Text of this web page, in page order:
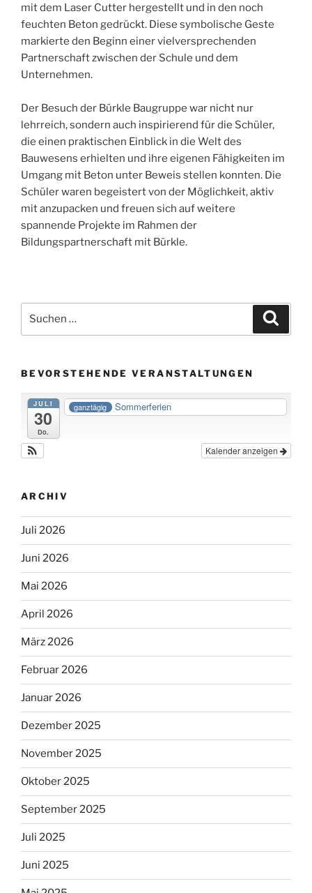
mit dem Laser Cutter hergestellt und in den noch
feuchten Beton gedrückt. Diese symbolische Geste
markierte den Beginn einer vielversprechenden
Partnerschaft zwischen der Schule und dem
Unternehmen.
Der Besuch der Bürkle Baugruppe war nicht nur
lehrreich, sondern auch inspirierend für die Schüler,
die einen praktischen Einblick in die Welt des
Bauwesens erhielten und ihre eigenen Fähigkeiten im
Umgang mit Beton unter Beweis stellen konnten. Die
Schüler waren begeistert von der Möglichkeit, aktiv
mit anzupacken und freuen sich auf weitere
spannende Projekte im Rahmen der
Bildungspartnerschaft mit Bürkle.
nach:
BEVORSTEHENDE VERANSTALTUNGEN
JULI
30
Do.
ganztägig Sommerferien
Kalender anzeigen
ARCHIV
Juli 2026
Juni 2026
Mai 2026
April 2026
März 2026
Februar 2026
Januar 2026
Dezember 2025
November 2025
Oktober 2025
September 2025
Juli 2025
Juni 2025